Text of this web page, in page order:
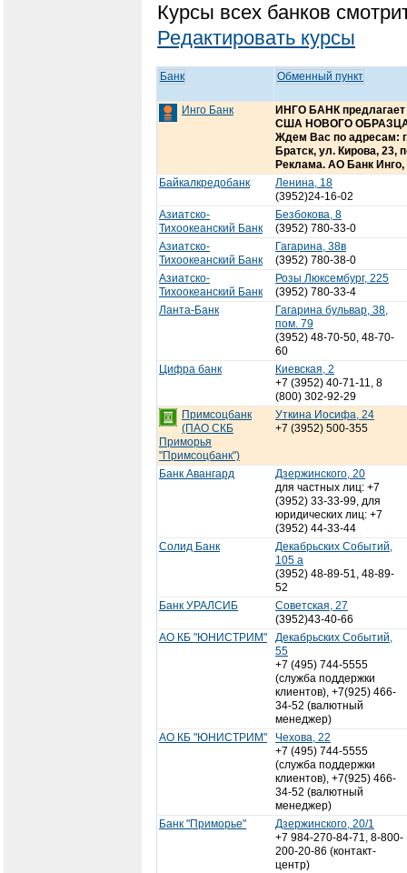
Курсы всех банков
Редактировать курсы
Банк Обменный пункт
Инго Банк
ИНГО БАНК
США НОВОГО
Ждем Вас по адресам:
Братск, ул. Кирова, 23,
Реклама. АО Банк
Байкалкредобанк
Ленина, 18
(3952)24-16-02
Азиатско-
Тихоокеанский Банк
Безбокова, 8
(3952) 780-33-0
Азиатско-
Тихоокеанский Банк
Гагарина, 38в
(3952) 780-38-0
Азиатско-
Тихоокеанский Банк
Розы Люксембург, 225
(3952) 780-33-4
Ланта-Банк
Гагарина бульвар, 38,
пом. 79
(3952) 48-70-50, 48-70-
60
Цифра банк
Киевская, 2
+7 (3952) 40-71-11, 8
(800) 302-92-29
Примсоцбанк
(ПАО СКБ
Приморья
"Примсоцбанк")
Уткина Иосифа, 24
+7 (3952) 500-355
Банк Авангард
Дзержинского, 20
для частных лиц: +7
(3952) 33-33-99, для
юридических лиц: +7
(3952) 44-33-44
Солид Банк
Декабрьских Событий,
105 а
(3952) 48-89-51, 48-89-
52
Банк УРАЛСИБ
Советская, 27
(3952)43-40-66
АО КБ "ЮНИСТРИМ"
Декабрьских Событий,
55
+7 (495) 744-5555
(служба поддержки
клиентов), +7(925) 466-
34-52 (валютный
менеджер)
АО КБ "ЮНИСТРИМ"
Чехова, 22
+7 (495) 744-5555
(служба поддержки
клиентов), +7(925) 466-
34-52 (валютный
менеджер)
Банк "Приморье"
Дзержинского, 20/1
+7 984-270-84-71, 8-800-
200-20-86 (контакт-
центр)